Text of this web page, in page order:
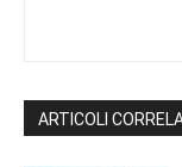
ARTICOLI